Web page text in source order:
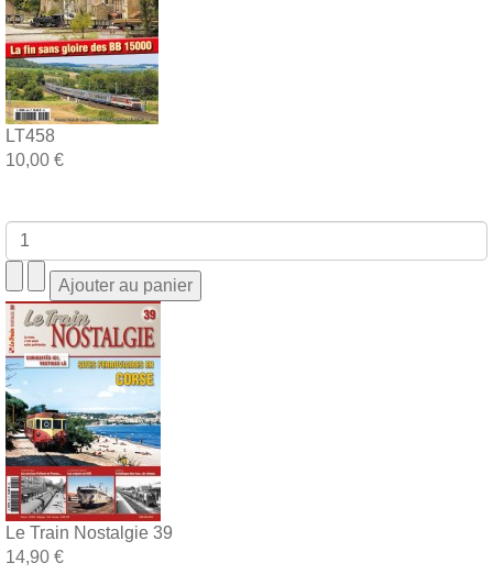
LT458
10,00 €
Le Train Nostalgie 39
14,90 €